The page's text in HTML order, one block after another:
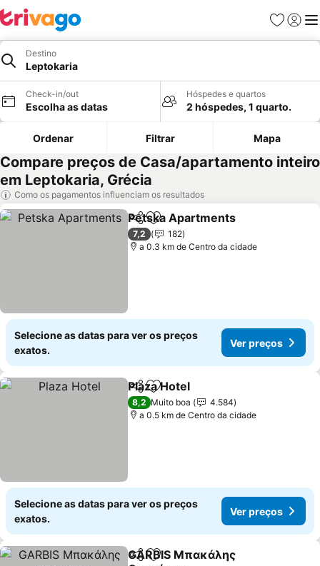
Favoritos
Iniciar
Destino
Leptokaria
Check-in/out
Escolha as datas
Hóspedes e quartos
2 hóspedes, 1 quarto.
Ordenar Filtrar Mapa
Compare preços de Casa/apartamento inteiro
em Leptokaria, Grécia
Como os pagamentos influenciam os resultados
PartilharAdicionar aos favoritos
Petska Apartments
7,2
182
a 0.3 km de Centro da cidade
Selecione as datas para ver os preços
exatos.
Ver preços
PartilharAdicionar aos favoritos
Plaza Hotel
8,2 Muito boa
4.584
a 0.5 km de Centro da cidade
Selecione as datas para ver os preços
exatos.
Ver preços
PartilharAdicionar aos favoritos
GARBIS Μπακάλης